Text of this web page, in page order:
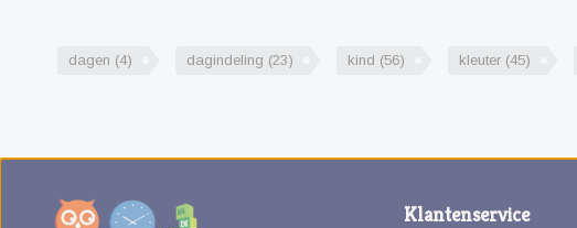
dagen (4) dagindeling (23) kind (56) kleuter (45)
Klantenservice